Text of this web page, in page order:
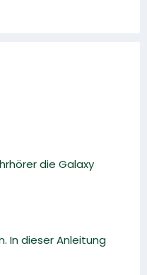
die Galaxy
In dieser Anleitung